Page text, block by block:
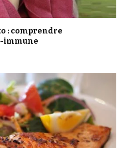
: comprendre
immune